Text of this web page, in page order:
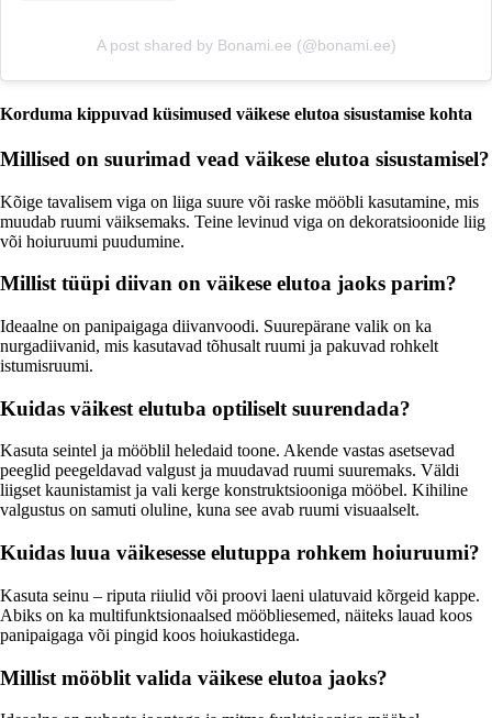
A post shared by Bonami.ee (@bonami.ee)
Korduma kippuvad küsimused väikese elutoa sisustamise kohta
Millised on suurimad vead väikese elutoa sisustamisel?
Kõige tavalisem viga on liiga suure või raske mööbli kasutamine, mis
muudab ruumi väiksemaks. Teine levinud viga on dekoratsioonide liig
või hoiuruumi puudumine.
Millist tüüpi diivan on väikese elutoa jaoks parim?
Ideaalne on panipaigaga diivanvoodi. Suurepärane valik on ka
nurgadiivanid, mis kasutavad tõhusalt ruumi ja pakuvad rohkelt
istumisruumi.
Kuidas väikest elutuba optiliselt suurendada?
Kasuta seintel ja mööblil heledaid toone. Akende vastas asetsevad
peeglid peegeldavad valgust ja muudavad ruumi suuremaks. Väldi
liigset kaunistamist ja vali kerge konstruktsiooniga mööbel. Kihiline
valgustus on samuti oluline, kuna see avab ruumi visuaalselt.
Kuidas luua väikesesse elutuppa rohkem hoiuruumi?
Kasuta seinu – riputa riiulid või proovi laeni ulatuvaid kõrgeid kappe.
Abiks on ka multifunktsionaalsed mööbliesemed, näiteks lauad koos
panipaigaga või pingid koos hoiukastidega.
Millist mööblit valida väikese elutoa jaoks?